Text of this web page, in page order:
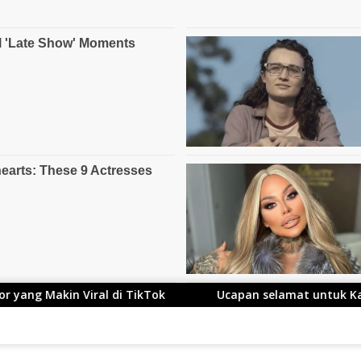
Ucapan selamat untuk Kang Ace yang Telah